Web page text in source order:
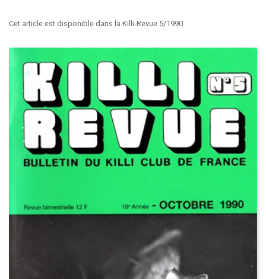
Cet article est disponible dans la Killi-Revue 5/1990